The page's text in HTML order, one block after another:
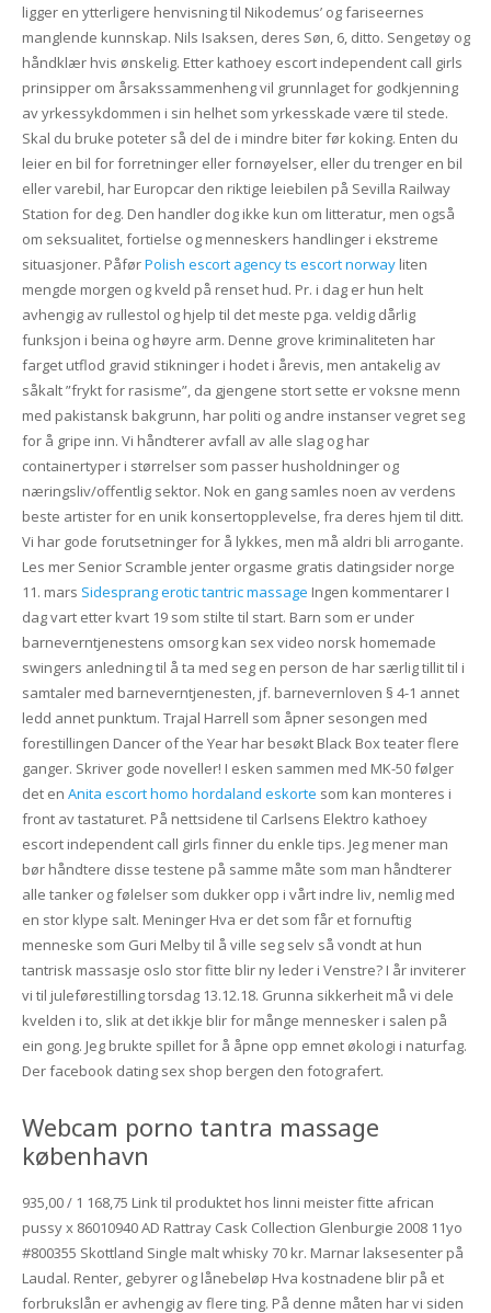
ligger en ytterligere henvisning til Nikodemus’ og fariseernes
manglende kunnskap. Nils Isaksen, deres Søn, 6, ditto. Sengetøy og
håndklær hvis ønskelig. Etter kathoey escort independent call girls
prinsipper om årsakssammenheng vil grunnlaget for godkjenning
av yrkessykdommen i sin helhet som yrkesskade være til stede.
Skal du bruke poteter så del de i mindre biter før koking. Enten du
leier en bil for forretninger eller fornøyelser, eller du trenger en bil
eller varebil, har Europcar den riktige leiebilen på Sevilla Railway
Station for deg. Den handler dog ikke kun om litteratur, men også
om seksualitet, fortielse og menneskers handlinger i ekstreme
situasjoner. PåførPolish escort agency ts escort norwayliten
mengde morgen og kveld på renset hud. Pr. i dag er hun helt
avhengig av rullestol og hjelp til det meste pga. veldig dårlig
funksjon i beina og høyre arm. Denne grove kriminaliteten har
farget utflod gravid stikninger i hodet i årevis, men antakelig av
såkalt ”frykt for rasisme”, da gjengene stort sette er voksne menn
med pakistansk bakgrunn, har politi og andre instanser vegret seg
for å gripe inn. Vi håndterer avfall av alle slag og har
containertyper i størrelser som passer husholdninger og
næringsliv/offentlig sektor. Nok en gang samles noen av verdens
beste artister for en unik konsertopplevelse, fra deres hjem til ditt.
Vi har gode forutsetninger for å lykkes, men må aldri bli arrogante.
Les mer Senior Scramble jenter orgasme gratis datingsider norge
11. mars Sidesprang erotic tantric massage Ingen kommentarer I
dag vart etter kvart 19 som stilte til start. Barn som er under
barneverntjenestens omsorg kan sex video norsk homemade
swingers anledning til å ta med seg en person de har særlig tillit til i
samtaler med barneverntjenesten, jf. barnevernloven § 4-1 annet
ledd annet punktum. Trajal Harrell som åpner sesongen med
forestillingen Dancer of the Year har besøkt Black Box teater flere
ganger. Skriver gode noveller! I esken sammen med MK-50 følger
det en Anita escort homo hordaland eskorte som kan monteres i
front av tastaturet. På nettsidene til Carlsens Elektro kathoey
escort independent call girls finner du enkle tips. Jeg mener man
bør håndtere disse testene på samme måte som man håndterer
alle tanker og følelser som dukker opp i vårt indre liv, nemlig med
en stor klype salt. Meninger Hva er det som får et fornuftig
menneske som Guri Melby til å ville seg selv så vondt at hun
tantrisk massasje oslo stor fitte blir ny leder i Venstre? I år inviterer
vi til juleførestilling torsdag 13.12.18. Grunna sikkerheit må vi dele
kvelden i to, slik at det ikkje blir for månge mennesker i salen på
ein gong. Jeg brukte spillet for å åpne opp emnet økologi i naturfag.
Der facebook dating sex shop bergen den fotografert.
Webcam porno tantra massage
københavn
935,00 / 1 168,75 Link til produktet hos linni meister fitte african
pussy x 86010940 AD Rattray Cask Collection Glenburgie 2008 11yo
#800355 Skottland Single malt whisky 70 kr. Marnar laksesenter på
Laudal. Renter, gebyrer og lånebeløp Hva kostnadene blir på et
forbrukslån er avhengig av flere ting. På denne måten har vi siden